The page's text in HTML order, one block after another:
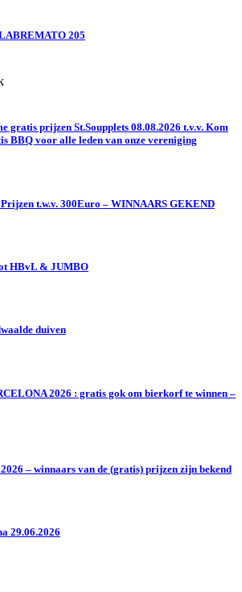
205
gratis prijzen St.Soupplets 08.08.2026 t.v.v. Kom
BBQ voor alle leden van onze vereniging
t.w.v. 300Euro – WINNAARS GEKEND
HBvL & JUMBO
duiven
2026 : gratis gok om bierkorf te winnen –
– winnaars van de (gratis) prijzen zijn bekend
29.06.2026